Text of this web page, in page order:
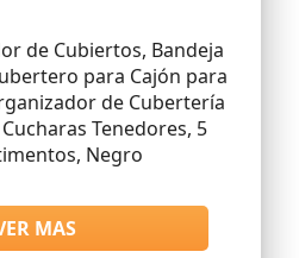
de Cubiertos, Bandeja
para Cajón para
de Cubertería
Tenedores, 5
Negro
MAS